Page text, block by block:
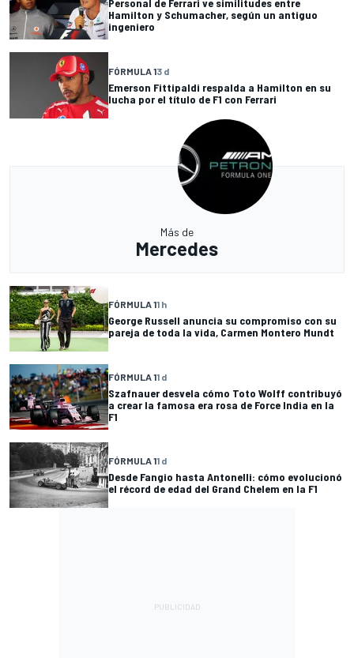
Personal de Ferrari ve similitudes entre
Hamilton y Schumacher, según un antiguo
ingeniero
FÓRMULA 13 d
Emerson Fittipaldi respalda a Hamilton en su
lucha por el título de F1 con Ferrari
Más de
Mercedes
FÓRMULA 11 h
George Russell anuncia su compromiso con su
pareja de toda la vida, Carmen Montero Mundt
FÓRMULA 11 d
Szafnauer desvela cómo Toto Wolff contribuyó
a crear la famosa era rosa de Force India en la
F1
FÓRMULA 11 d
Desde Fangio hasta Antonelli: cómo evolucionó
el récord de edad del Grand Chelem en la F1